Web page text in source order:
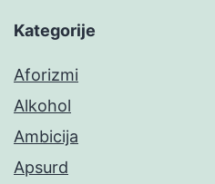
Kategorije
Aforizmi
Alkohol
Ambicija
Apsurd